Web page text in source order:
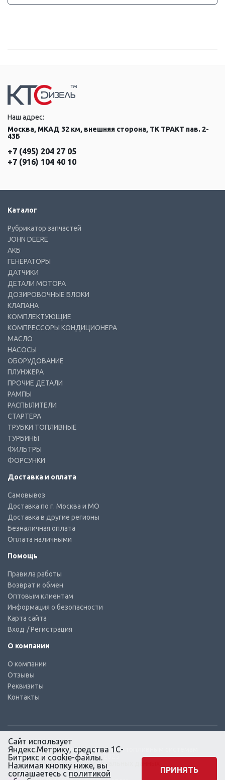
Наш адрес:
Москва, МКАД 32 км, внешняя сторона, ТК ТРАКТ пав. 2-
43Б
+7 (495) 204 27 05
+7 (916) 104 40 10
Каталог
Рубрикатор запчастей
JOHN DEERE
АКБ
ГЕНЕРАТОРЫ
ДАТЧИКИ
ДЕТАЛИ МОТОРА
ДОЗИРОВОЧНЫЕ БЛОКИ
КЛАПАНА
КОМПЛЕКТУЮЩИЕ
КОМПРЕССОРЫ КОНДИЦИОНЕРА
МАСЛО
НАСОСЫ
ОБОРУДОВАНИЕ
ПЛУНЖЕРА
ПРОЧИЕ ДЕТАЛИ
РАМПЫ
РАСПЫЛИТЕЛИ
СТАРТЕРА
ТРУБКИ ТОПЛИВНЫЕ
ТУРБИНЫ
ФИЛЬТРЫ
ФОРСУНКИ
Доставка и оплата
Самовывоз
Доставка по г. Москва и МО
Доставка в другие регионы
Безналичная оплата
Оплата наличными
Помощь
Правила работы
Возврат и обмен
Оптовым клиентам
Информация о безопасности
Карта сайта
Вход / Регистрация
О компании
О компании
Отзывы
Реквизиты
Контакты
© КТС-Дизель – Комплектующие к топливным системам
Все права защищены, 2003 – 2025
Согласие на обработку персональных данных
Сайт использует
Яндекс.Метрику, средства 1С-
Битрикс и cookie-файлы.
Нажимая кнопку ниже, вы
соглашаетесь с политикой
ПРИНЯТЬ